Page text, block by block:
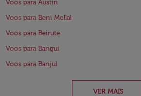
Voos para Austin
Voos para Beni Mellal
Voos para Beirute
Voos para Bangui
Voos para Banjul
VER MAIS